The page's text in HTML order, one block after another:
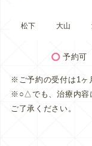
松下 大山
予約可
※ご予約の受付は1ヶ
※○△でも、治療内容
ご了承ください。